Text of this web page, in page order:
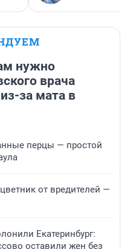
нужно
врача
за мата в
перцы — простой
от вредителей —
Екатеринбург:
оставили жен без